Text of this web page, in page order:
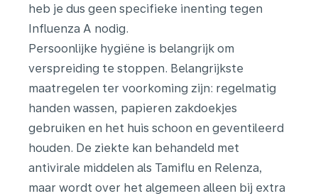
heb je dus geen specifieke inenting tegen
Influenza A nodig.
Persoonlijke hygiëne is belangrijk om
verspreiding te stoppen. Belangrijkste
maatregelen ter voorkoming zijn: regelmatig
handen wassen, papieren zakdoekjes
gebruiken en het huis schoon en geventileerd
houden. De ziekte kan behandeld met
antivirale middelen als Tamiflu en Relenza,
maar wordt over het algemeen alleen bij extra